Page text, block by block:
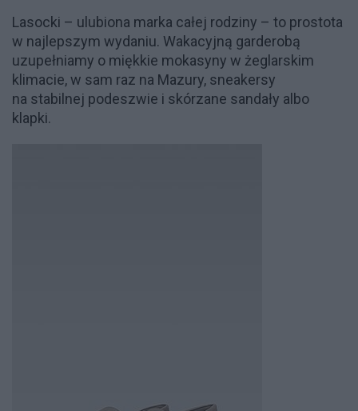
Lasocki – ulubiona marka całej rodziny – to prostota
w najlepszym wydaniu. Wakacyjną garderobą
uzupełniamy o miękkie mokasyny w żeglarskim
klimacie, w sam raz na Mazury, sneakersy
na stabilnej podeszwie i skórzane sandały albo
klapki.